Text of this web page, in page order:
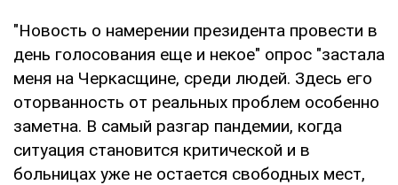
"Новость о намерении президента провести в
день голосования еще и некое" опрос "застала
меня на Черкасщине, среди людей. Здесь его
оторванность от реальных проблем особенно
заметна. В самый разгар пандемии, когда
ситуация становится критической и в
больницах уже не остается свободных мест,